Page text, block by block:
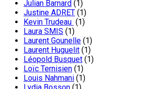
Julian Barnard (1)
Justine ADRET (1)
Kevin Trudeau (1)
Laura SMIS (1)
Laurent Gounelle (1)
Laurent Huguelit (1)
Léopold Busquet (1)
Loïc Ternisien (1)
Louis Nahmani (1)